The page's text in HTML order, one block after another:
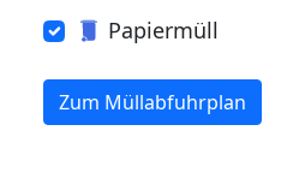
Papiermüll
Zum Müllabfuhrplan